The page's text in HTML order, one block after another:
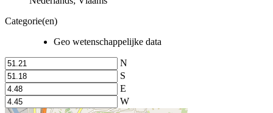
Categorie(en)
Geo wetenschappelijke data
N
S
E
W